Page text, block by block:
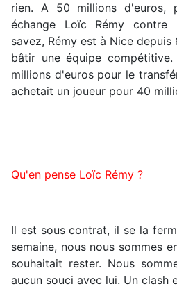
rien. A 50 millions d'euros,
échange Loïc Rémy contre
savez, Rémy est à Nice
bâtir une équipe
millions d'euros pour le
achetait un joueur pour 40
Qu'en pense Loïc Rémy ?
Il est sous contrat, il se la
semaine, nous nous sommes
souhaitait rester. Nous
aucun souci avec lui. Un clash